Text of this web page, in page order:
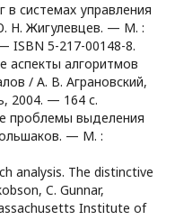
системах управления
Н. Жигулевцев. — М. :
ISBN 5-217-00148-8.
аспекты алгоритмов
/ А. В. Аграновский,
2004. — 164 с.
проблемы выделения
— М. :
analysis. The distinctive
C. Gunnar,
Institute of